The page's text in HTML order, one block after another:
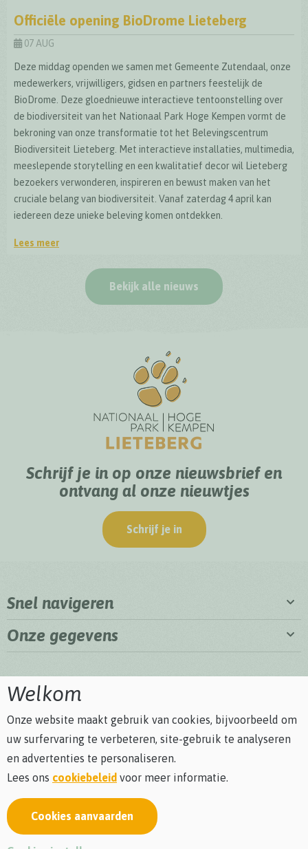
Officiële opening BioDrome Lieteberg
07 AUG
Deze middag openden we samen met Gemeente Zutendaal, onze
medewerkers, vrijwilligers, gidsen en partners feestelijk de
BioDrome. Deze gloednieuwe interactieve tentoonstelling over
de biodiversiteit van het Nationaal Park Hoge Kempen vormt de
bekroning van onze transformatie tot het Belevingscentrum
Biodiversiteit Lieteberg. Met interactieve installaties, multimedia,
meeslepende storytelling en een kwalitatief decor wil Lieteberg
bezoekers verwonderen, inspireren en bewust maken van het
cruciale belang van biodiversiteit. Vanaf zaterdag 4 april kan
iedereen deze unieke beleving komen ontdekken.
Lees meer
Bekijk alle nieuws
Schrijf je in op onze nieuwsbrief en
ontvang al onze nieuwtjes
Schrijf je in
Snel navigeren
Onze gegevens
Privacybeleid Cookiebeleid
Bezoekersreglement
Welkom
Onze website maakt gebruik van cookies, bijvoorbeeld om
uw surfervaring te verbeteren, site-gebruik te analyseren
en advertenties te personaliseren.
Lees ons cookiebeleid voor meer informatie.
Cookies aanvaarden